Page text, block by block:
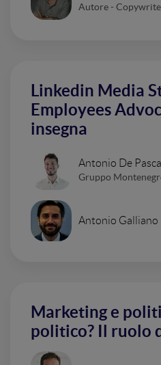
Autore -
Linkedin Media
Employees
insegna
Antonio De
Gruppo
Antonio Galliano
Marketing e
politico? Il ruolo